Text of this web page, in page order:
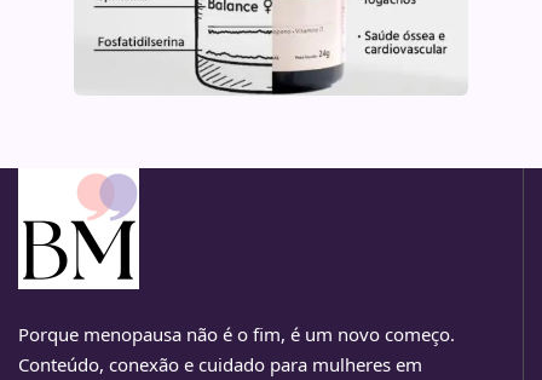
Porque menopausa não é o fim, é um novo começo.
Conteúdo, conexão e cuidado para mulheres em